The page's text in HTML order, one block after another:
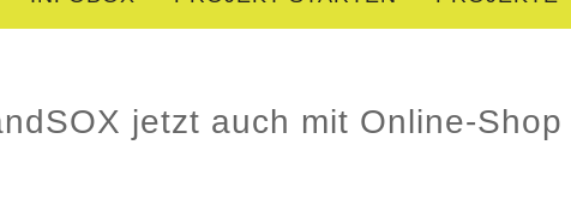
jetzt auch mit Online-Shop